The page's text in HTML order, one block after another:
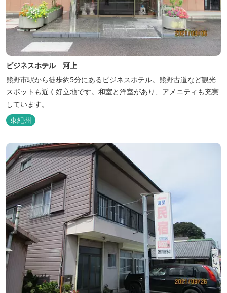
ビジネスホテル 河上
熊野市駅から徒歩約5分にあるビジネスホテル。熊野古道など観光
スポットも近く好立地です。和室と洋室があり、アメニティも充実
しています。
東紀州